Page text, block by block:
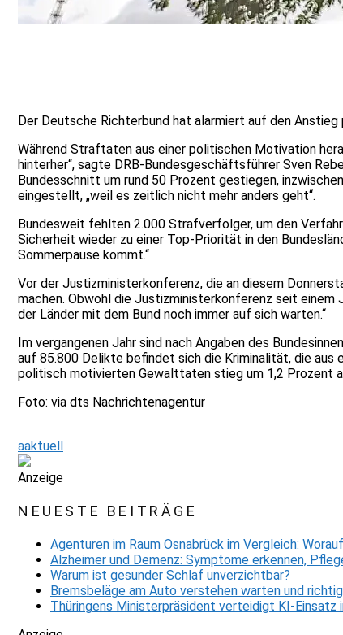
Der Deutsche Richterbund hat alarmiert auf den
Während Straftaten aus einer politischen Motivation
hinterher“, sagte DRB-Bundesgeschäftsführer Sven
Bundesschnitt um rund 50 Prozent gestiegen,
eingestellt, „weil es zeitlich nicht mehr anders geht“.
Bundesweit fehlten 2.000 Strafverfolger, um den
Sicherheit wieder zu einer Top-Priorität in den
Sommerpause kommt.“
Vor der Justizministerkonferenz, die an diesem
machen. Obwohl die Justizministerkonferenz seit
der Länder mit dem Bund noch immer auf sich warten.“
Im vergangenen Jahr sind nach Angaben des
auf 85.800 Delikte befindet sich die Kriminalität, die
politisch motivierten Gewalttaten stieg um 1,2 Prozent
Foto: via dts Nachrichtenagentur
aaktuell
Anzeige
NEUESTE BEITRÄGE
Agenturen im Raum Osnabrück im Vergleich:
Alzheimer und Demenz: Symptome erkennen,
Warum ist gesunder Schlaf unverzichtbar?
Bremsbeläge am Auto verstehen warten und
Thüringens Ministerpräsident verteidigt KI-Einsatz